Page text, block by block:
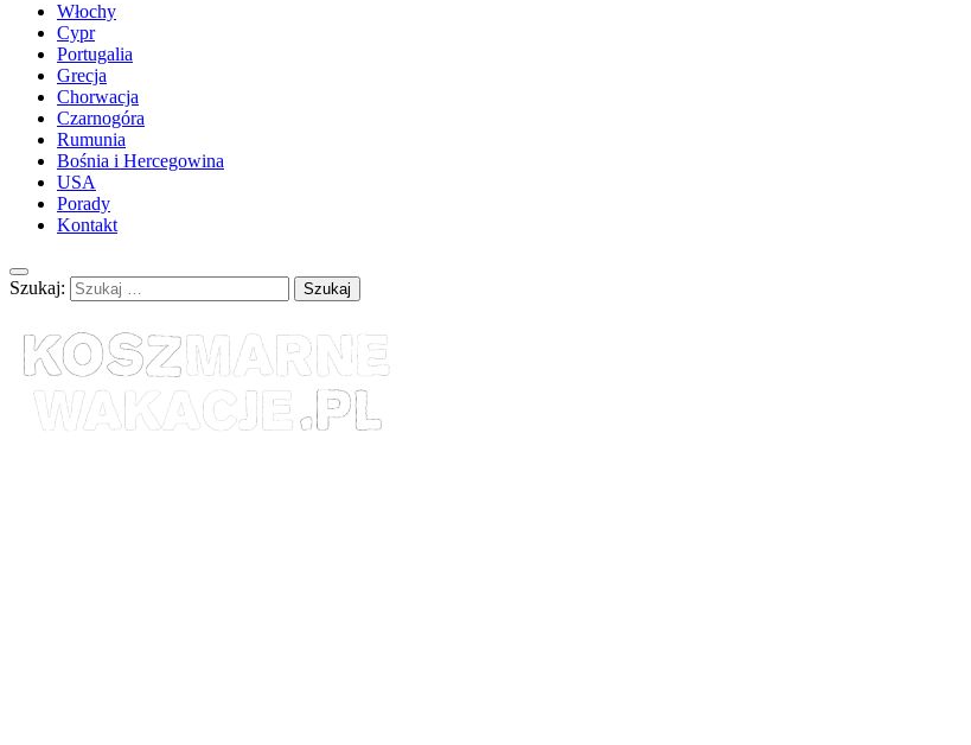
Włochy
Cypr
Portugalia
Grecja
Chorwacja
Czarnogóra
Rumunia
Bośnia i Hercegowina
USA
Porady
Kontakt
Szukaj: